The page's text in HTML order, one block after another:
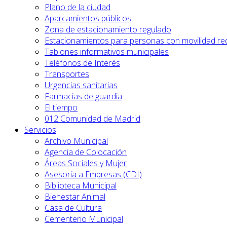
Plano de la ciudad
Aparcamientos públicos
Zona de estacionamiento regulado
Estacionamientos para personas con movilidad
Tablones informativos municipales
Teléfonos de Interés
Transportes
Urgencias sanitarias
Farmacias de guardia
El tiempo
012 Comunidad de Madrid
Servicios
Archivo Municipal
Agencia de Colocación
Áreas Sociales y Mujer
Asesoría a Empresas (CDI)
Biblioteca Municipal
Bienestar Animal
Casa de Cultura
Cementerio Municipal